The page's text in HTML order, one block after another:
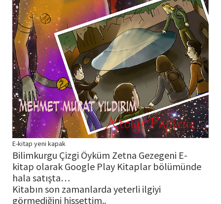
E-kitap yeni kapak
Bilimkurgu Çizgi Öyküm Zetna Gezegeni E-
kitap olarak Google Play Kitaplar bölümünde
hala satışta…
Kitabın son zamanlarda yeterli ilgiyi
görmediğini hissettim..